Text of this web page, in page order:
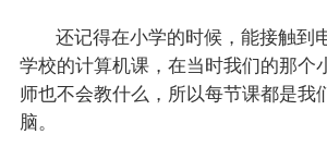
还记得在小学的时候，能接触到
学校的计算机课，在当时我们的那个
师也不会教什么，所以每节课都是我
脑。